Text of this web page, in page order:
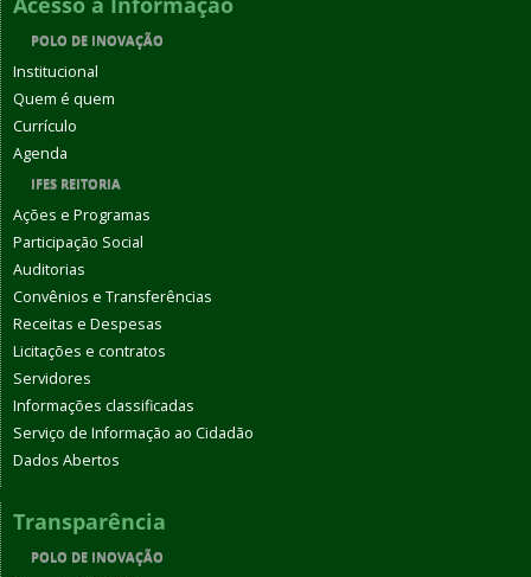
POLO DE INOVAÇÃO
Institucional
Quem é quem
Currículo
Agenda
IFES REITORIA
Ações e Programas
Participação Social
Auditorias
Convênios e Transferências
Receitas e Despesas
Licitações e contratos
Servidores
Informações classificadas
Serviço de Informação ao Cidadão
Dados Abertos
Transparência
POLO DE INOVAÇÃO